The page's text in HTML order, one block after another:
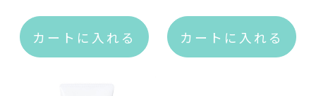
ご利用ガイド
カートに入れる カートに入れる